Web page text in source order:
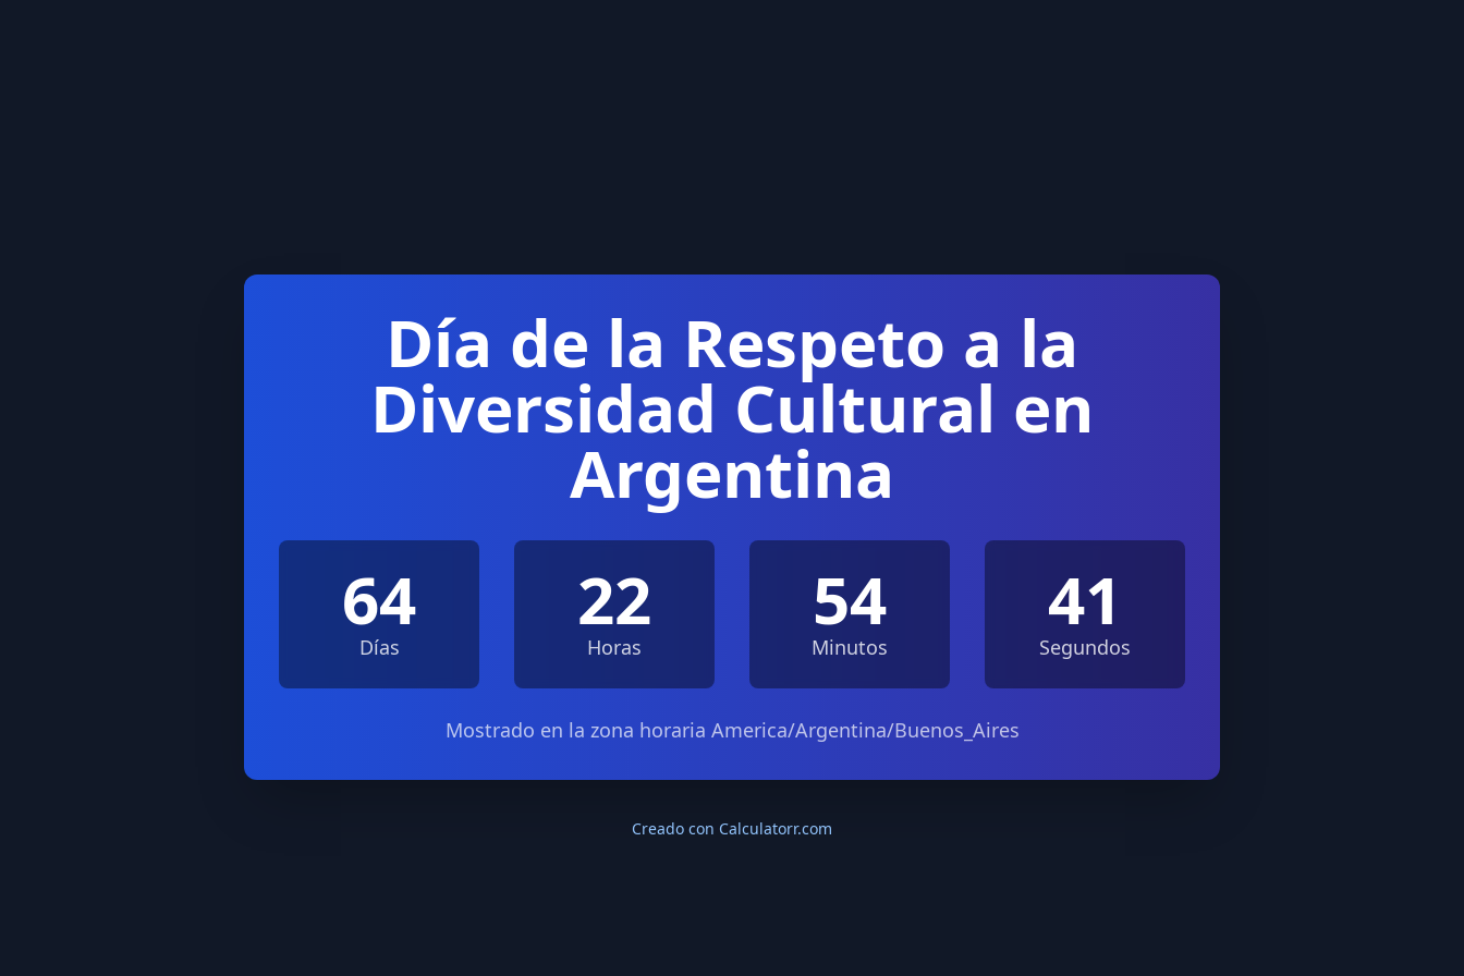
Día de la Respeto a la
Diversidad Cultural en
Argentina
64
Días
22
Horas
54
Minutos
41
Segundos
Mostrado en la zona horaria America/Argentina/Buenos_Aires
Creado con Calculatorr.com